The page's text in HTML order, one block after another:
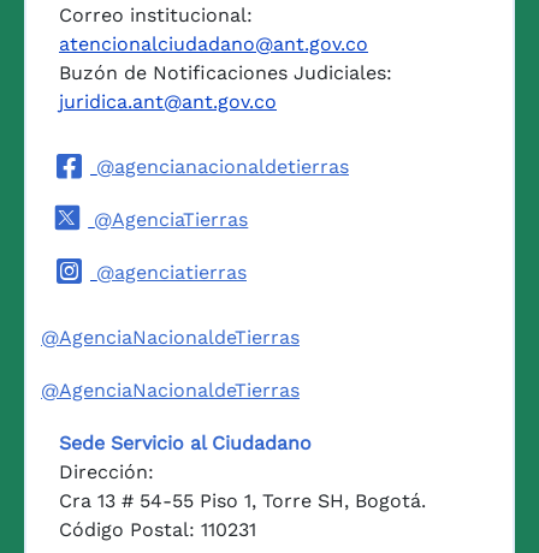
Correo institucional:
atencionalciudadano@ant.gov.co
Buzón de Notificaciones Judiciales:
juridica.ant@ant.gov.co
@agencianacionaldetierras
@AgenciaTierras
@agenciatierras
@AgenciaNacionaldeTierras
@AgenciaNacionaldeTierras
Sede Servicio al Ciudadano
Dirección:
Cra 13 # 54-55 Piso 1, Torre SH, Bogotá.
Código Postal: 110231